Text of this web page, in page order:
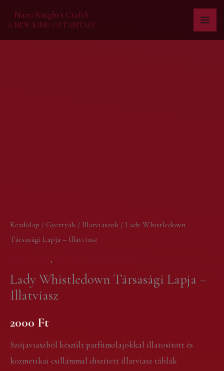
content
Nana Knight's CraftS
A NEW KIND OF FANTASY
Kezdőlap / Gyertyák / Illatviaszok / Lady Whistledown
Társasági Lapja – Illatviasz
,
Lady Whistledown Társasági Lapja –
Illatviasz
2000 Ft
Szójaviaszból készült parfümolajokkal illatosított és
kozmetikai csillámmal díszített illatviasz táblák
Társasági
Lapja
Illatviasz
mennyiség